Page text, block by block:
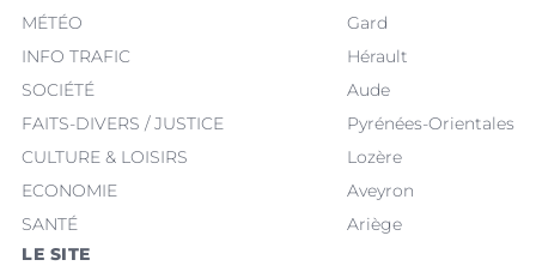
MÉTÉO
INFO TRAFIC
SOCIÉTÉ
FAITS-DIVERS / JUSTICE
CULTURE & LOISIRS
ECONOMIE
SANTÉ
Gard
Hérault
Aude
Pyrénées-Orientales
Lozère
Aveyron
Ariège
LE SITE